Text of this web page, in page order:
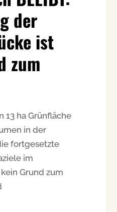
der
ist
zum
13 ha Grünfläche
in der
fortgesetzte
im
Grund zum